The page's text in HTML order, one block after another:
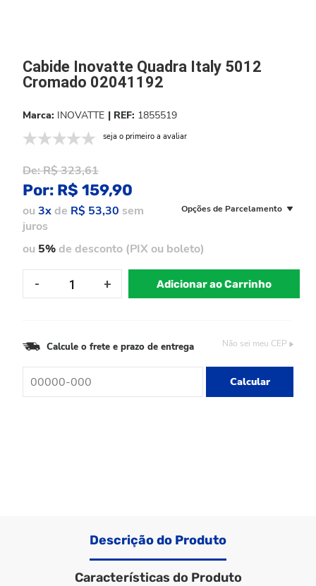
Cabide Inovatte Quadra Italy 5012
Cromado 02041192
INOVATTE 1855519
seja o primeiro a avaliar
De:R$ 323,61
Por: R$ 159,90
ou 3xde R$ 53,30 sem
juros
Opções de Parcelamento
ou 5%de desconto (PIX ou boleto)
Adicionar ao Carrinho
Calcule o frete e prazo de entrega Não sei meu CEP
Calcular
Descrição do Produto
Características do Produto